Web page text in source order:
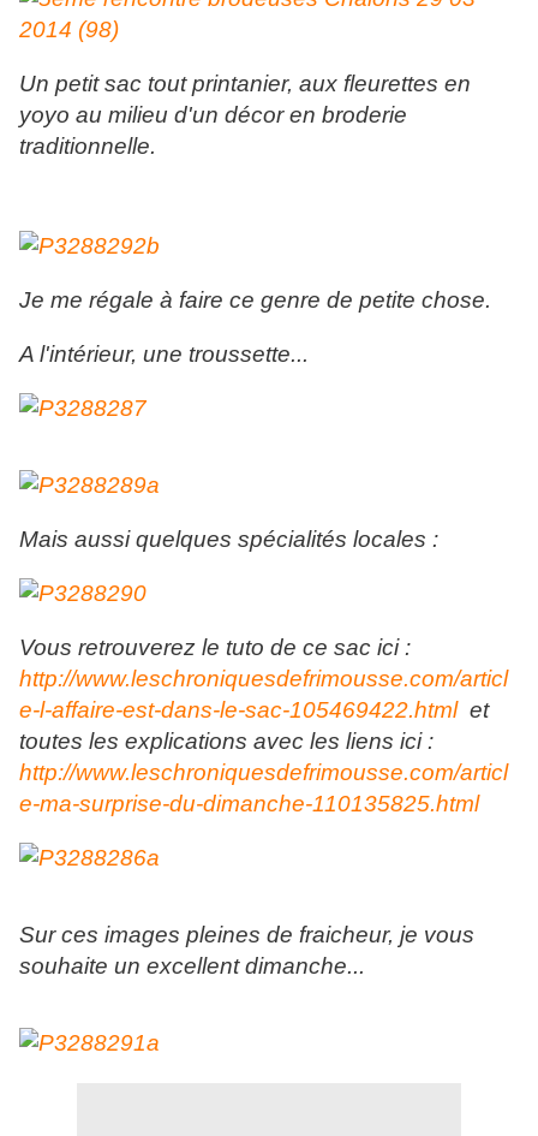
Un petit sac tout printanier, aux fleurettes en
yoyo au milieu d'un décor en broderie
traditionnelle.
Je me régale à faire ce genre de petite chose.
A l'intérieur, une troussette...
Mais aussi quelques spécialités locales :
Vous retrouverez le tuto de ce sac ici :
http://www.leschroniquesdefrimousse.com/articl
e-l-affaire-est-dans-le-sac-105469422.htmlet
toutes les explications avec les liens ici :
http://www.leschroniquesdefrimousse.com/articl
e-ma-surprise-du-dimanche-110135825.html
Sur ces images pleines de fraicheur, je vous
souhaite un excellent dimanche...